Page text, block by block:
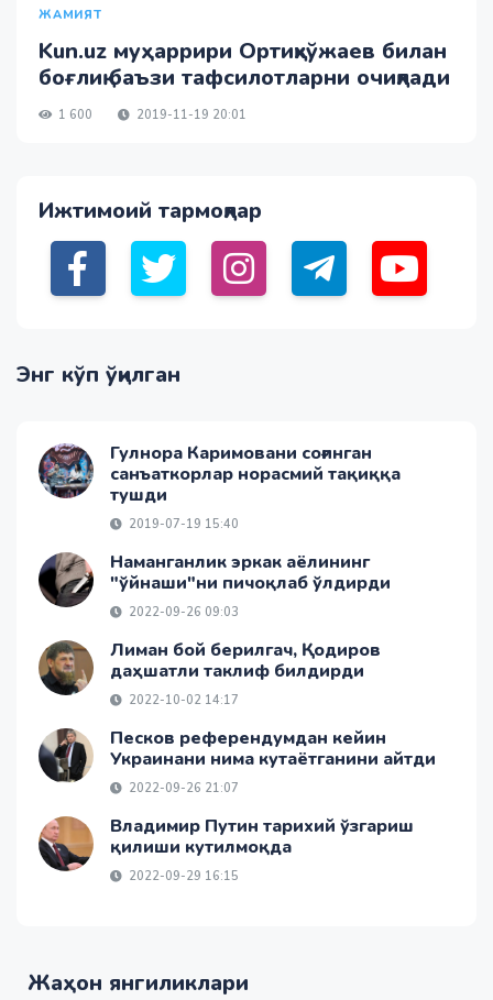
ЖАМИЯТ
Kun.uz муҳаррири Ортиқхўжаев билан
боғлиқ баъзи тафсилотларни очиқлади
1 600 2019-11-19 20:01
Ижтимоий тармоқлар
Энг кўп ўқилган
Гулнора Каримовани соғинган
санъаткорлар норасмий тақиққа
тушди
2019-07-19 15:40
Наманганлик эркак аёлининг
"ўйнаши"ни пичоқлаб ўлдирди
2022-09-26 09:03
Лиман бой берилгач, Қодиров
даҳшатли таклиф билдирди
2022-10-02 14:17
Песков референдумдан кейин
Украинани нима кутаётганини айтди
2022-09-26 21:07
Владимир Путин тарихий ўзгариш
қилиши кутилмоқда
2022-09-29 16:15
Жаҳон янгиликлари